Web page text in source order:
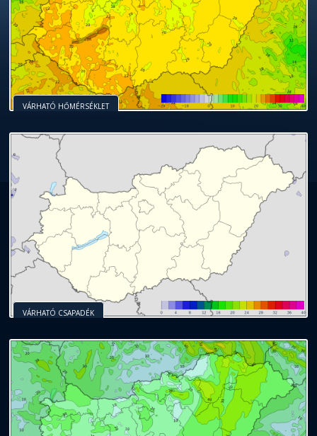
VÁRHATÓ HŐMÉRSÉKLET
VÁRHATÓ CSAPADÉK